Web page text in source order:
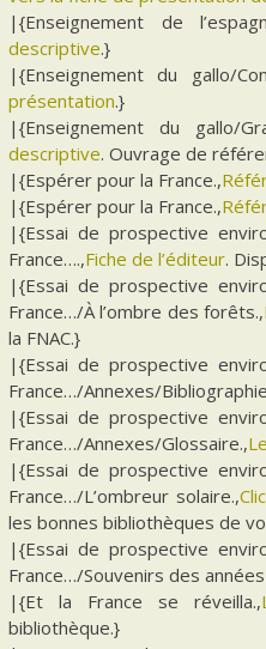
|{Enseignement de
descriptive.}
|{Enseignement du gallo/
présentation.}
|{Enseignement du gallo/
descriptive. Ouvrage de
|{Espérer pour la France.,
|{Espérer pour la France.,
|{Essai de prospective
France….,Fiche de l’éditeur.
|{Essai de prospective
France…/À l’ombre des forêts.,
la FNAC.}
|{Essai de prospective
France…/Annexes/
|{Essai de prospective
France…/Annexes/Glossaire.,
|{Essai de prospective
France…/L’ombreur solaire.,
les bonnes bibliothèques de
|{Essai de prospective
France…/Souvenirs des
|{Et la France se réveilla.,
bibliothèque.}